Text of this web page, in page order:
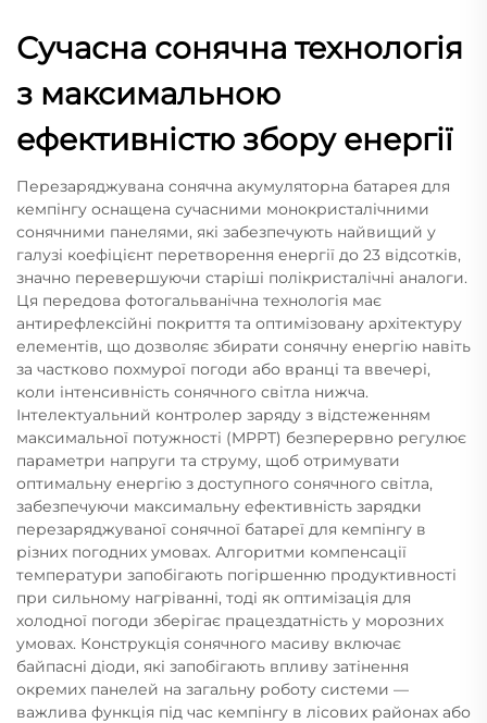
Сучасна сонячна технологія
з максимальною
ефективністю збору енергії
Перезаряджувана сонячна акумуляторна батарея для
кемпінгу оснащена сучасними монокристалічними
сонячними панелями, які забезпечують найвищий у
галузі коефіцієнт перетворення енергії до 23 відсотків,
значно перевершуючи старіші полікристалічні аналоги.
Ця передова фотогальванічна технологія має
антирефлексійні покриття та оптимізовану архітектуру
елементів, що дозволяє збирати сонячну енергію навіть
за частково похмурої погоди або вранці та ввечері,
коли інтенсивність сонячного світла нижча.
Інтелектуальний контролер заряду з відстеженням
максимальної потужності (MPPT) безперервно регулює
параметри напруги та струму, щоб отримувати
оптимальну енергію з доступного сонячного світла,
забезпечуючи максимальну ефективність зарядки
перезаряджуваної сонячної батареї для кемпінгу в
різних погодних умовах. Алгоритми компенсації
температури запобігають погіршенню продуктивності
при сильному нагріванні, тоді як оптимізація для
холодної погоди зберігає працездатність у морозних
умовах. Конструкція сонячного масиву включає
байпасні діоди, які запобігають впливу затінення
окремих панелей на загальну роботу системи —
важлива функція під час кемпінгу в лісових районах або